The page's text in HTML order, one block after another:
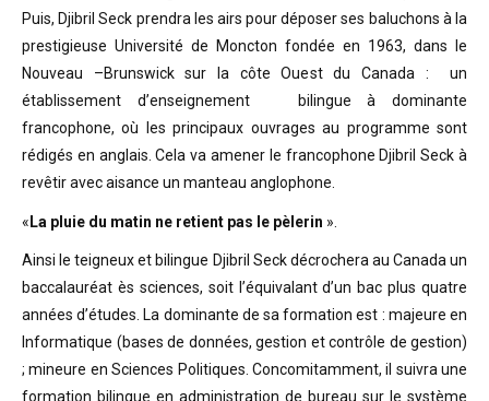
Puis, Djibril Seck prendra les airs pour déposer ses baluchons à la
prestigieuse Université de Moncton fondée en 1963, dans le
Nouveau –Brunswick sur la côte Ouest du Canada : un
établissement d’enseignement bilingue à dominante
francophone, où les principaux ouvrages au programme sont
rédigés en anglais. Cela va amener le francophone Djibril Seck à
revêtir avec aisance un manteau anglophone.
«La pluie du matin ne retient pas le pèlerin ».
Ainsi le teigneux et bilingue Djibril Seck décrochera au Canada un
baccalauréat ès sciences, soit l’équivalant d’un bac plus quatre
années d’études. La dominante de sa formation est : majeure en
Informatique (bases de données, gestion et contrôle de gestion)
; mineure en Sciences Politiques. Concomitamment, il suivra une
formation bilingue en administration de bureau sur le système